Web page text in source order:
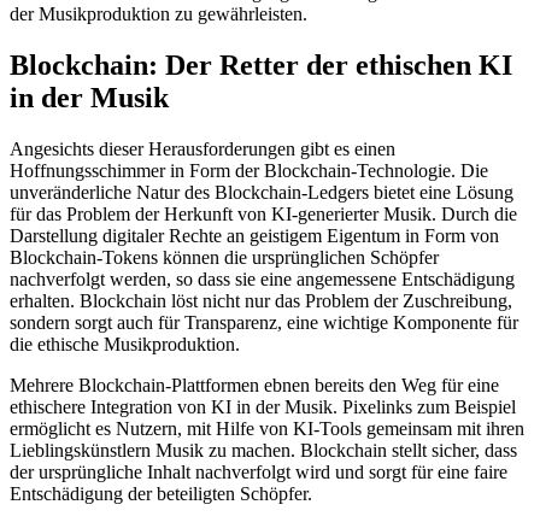
der Musikproduktion zu gewährleisten.
Blockchain: Der Retter der ethischen KI
in der Musik
Angesichts dieser Herausforderungen gibt es einen
Hoffnungsschimmer in Form der Blockchain-Technologie. Die
unveränderliche Natur des Blockchain-Ledgers bietet eine Lösung
für das Problem der Herkunft von KI-generierter Musik. Durch die
Darstellung digitaler Rechte an geistigem Eigentum in Form von
Blockchain-Tokens können die ursprünglichen Schöpfer
nachverfolgt werden, so dass sie eine angemessene Entschädigung
erhalten. Blockchain löst nicht nur das Problem der Zuschreibung,
sondern sorgt auch für Transparenz, eine wichtige Komponente für
die ethische Musikproduktion.
Mehrere Blockchain-Plattformen ebnen bereits den Weg für eine
ethischere Integration von KI in der Musik. Pixelinks zum Beispiel
ermöglicht es Nutzern, mit Hilfe von KI-Tools gemeinsam mit ihren
Lieblingskünstlern Musik zu machen. Blockchain stellt sicher, dass
der ursprüngliche Inhalt nachverfolgt wird und sorgt für eine faire
Entschädigung der beteiligten Schöpfer.